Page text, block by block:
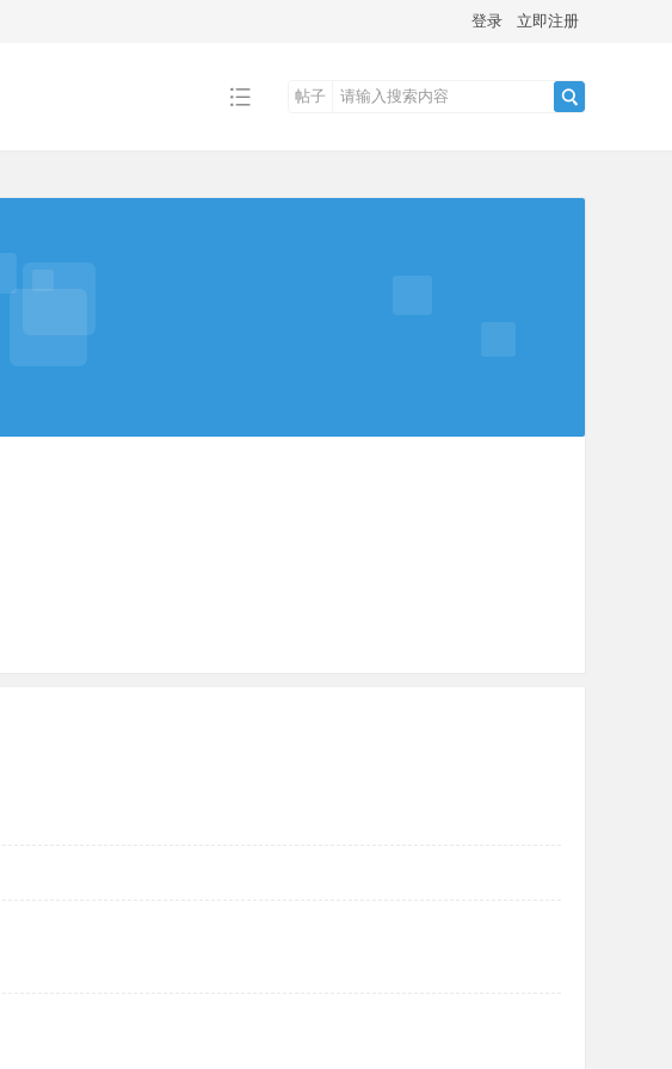
登录 立即注册
帖子